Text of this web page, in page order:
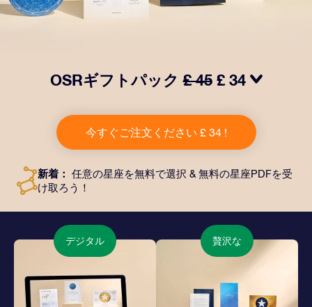
OSRギフトパック£ 45 £ 34
所に送付される美しい封筒とカスタマイズされたドキュ
メント、デジタルドキュメントが含まれている他、弊社
のアプリを無料で利用できます。大切や人や友達に永遠
今すぐご注文ください £ 34 !
新着： 任意の星座を無料で選択 & 無料の星座PDFを受
け取ろう！
デジタル 贅沢な